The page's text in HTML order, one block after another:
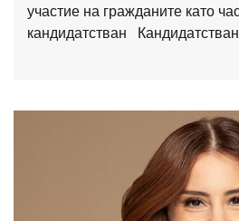
участие на гражданите като
кандидатстван